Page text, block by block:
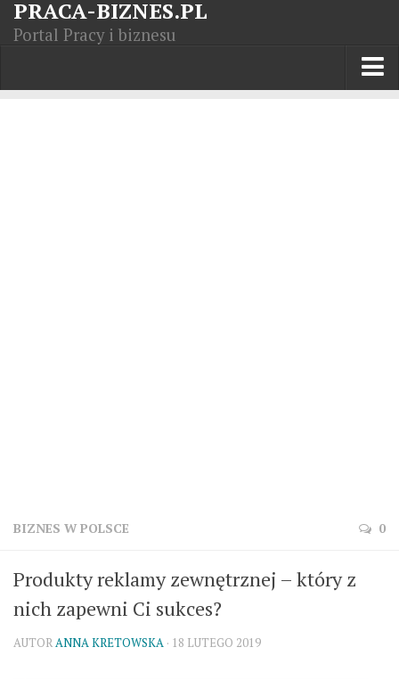
PRACA-BIZNES.PL
Portal Pracy i biznesu
BIZNES W POLSCE 0
Produkty reklamy zewnętrznej – który z
nich zapewni Ci sukces?
AUTORANNA KRETOWSKA · 18 LUTEGO 2019